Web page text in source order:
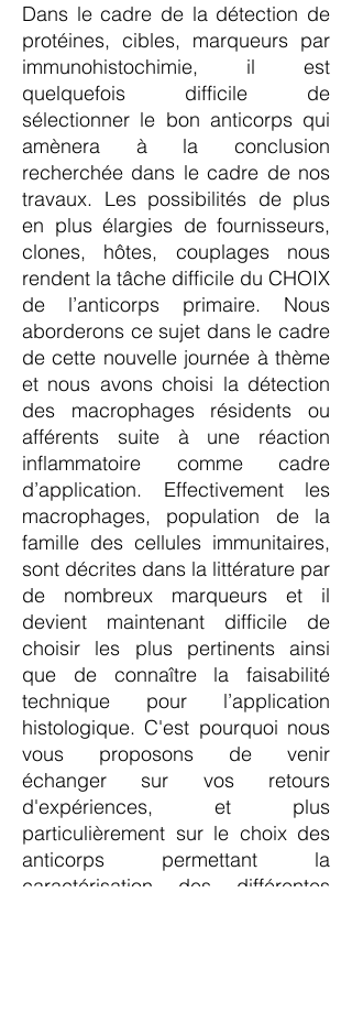
Dans le cadre de la détection de
protéines, cibles, marqueurs par
immunohistochimie, il est
quelquefois difficile de
sélectionner le bon anticorps qui
amènera à la conclusion
recherchée dans le cadre de nos
travaux. Les possibilités de plus
en plus élargies de fournisseurs,
clones, hôtes, couplages nous
rendent la tâche difficile du CHOIX
de l’anticorps primaire. Nous
aborderons ce sujet dans le cadre
de cette nouvelle journée à thème
et nous avons choisi la détection
des macrophages résidents ou
afférents suite à une réaction
inflammatoire comme cadre
d’application. Effectivement les
macrophages, population de la
famille des cellules immunitaires,
sont décrites dans la littérature par
de nombreux marqueurs et il
devient maintenant difficile de
choisir les plus pertinents ainsi
que de connaître la faisabilité
technique pour l’application
histologique. C'est pourquoi nous
vous proposons de venir
échanger sur vos retours
d'expériences, et plus
particulièrement sur le choix des
anticorps permettant la
caractérisation des différentes